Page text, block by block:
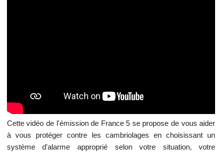
Cette vidéo de l'émission de France 5 se propose de vous aider
à vous protéger contre les cambriolages en choisissant un
système d'alarme approprié selon votre situation, votre